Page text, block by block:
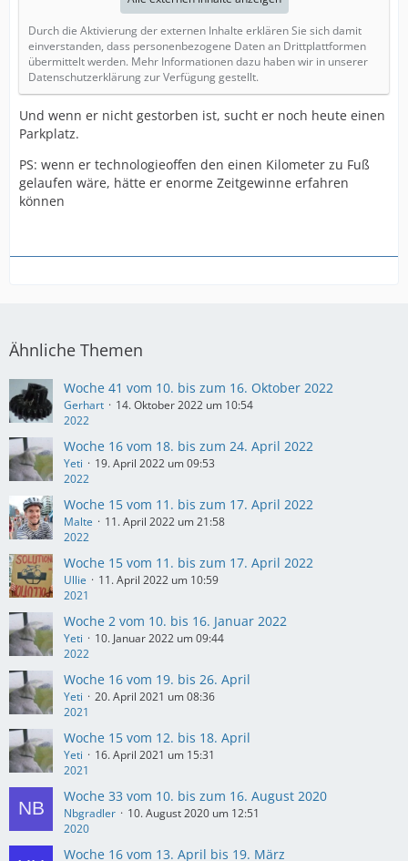
Durch die Aktivierung der externen Inhalte erklären Sie sich damit
einverstanden, dass personenbezogene Daten an Drittplattformen
übermittelt werden. Mehr Informationen dazu haben wir in unserer
Datenschutzerklärung zur Verfügung gestellt.
Und wenn er nicht gestorben ist, sucht er noch heute einen
Parkplatz.
PS: wenn er technologieoffen den einen Kilometer zu Fuß
gelaufen wäre, hätte er enorme Zeitgewinne erfahren
können
Ähnliche Themen
Woche 41 vom 10. bis zum 16. Oktober 2022
Gerhart
14. Oktober 2022 um 10:54
2022
Woche 16 vom 18. bis zum 24. April 2022
Yeti
19. April 2022 um 09:53
2022
Woche 15 vom 11. bis zum 17. April 2022
Malte
11. April 2022 um 21:58
2022
Woche 15 vom 11. bis zum 17. April 2022
Ullie
11. April 2022 um 10:59
2021
Woche 2 vom 10. bis 16. Januar 2022
Yeti
10. Januar 2022 um 09:44
2022
Woche 16 vom 19. bis 26. April
Yeti
20. April 2021 um 08:36
2021
Woche 15 vom 12. bis 18. April
Yeti
16. April 2021 um 15:31
2021
Woche 33 vom 10. bis zum 16. August 2020
Nbgradler
10. August 2020 um 12:51
2020
Woche 16 vom 13. April bis 19. März